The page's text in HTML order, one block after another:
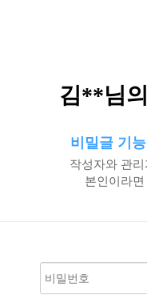
김**님
비밀글 기
작성자와 관
본인이라